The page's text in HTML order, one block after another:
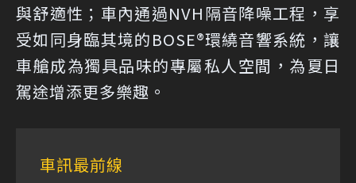
與舒適性；車內通過NVH隔音降噪工程，享
受如同身臨其境的BOSE®環繞音響系統，讓
車艙成為獨具品味的專屬私人空間，為夏日
駕途增添更多樂趣。
車訊最前線